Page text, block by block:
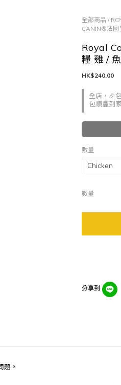
全部商品 /
CANIN®法國
Royal
糧 雞 /
全店，🎉
包順豐到
HK$240.00
數量
數量
分享到
題。